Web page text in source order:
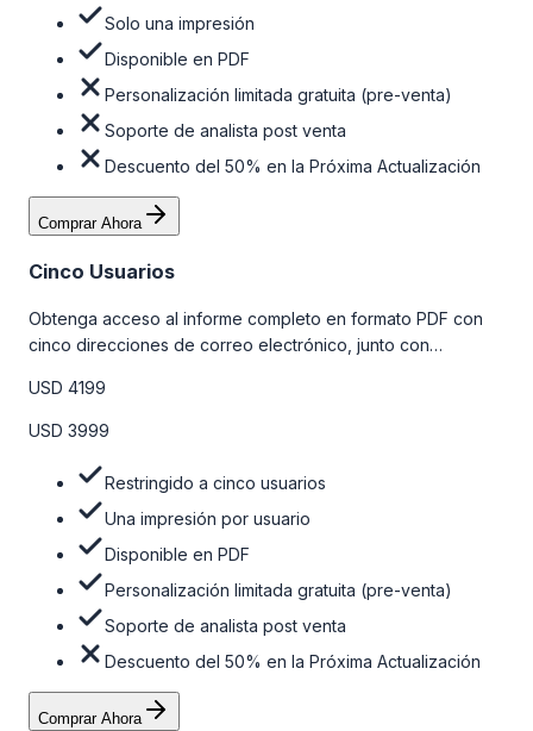
Solo una impresión
Disponible en PDF
Personalización limitada gratuita (pre-venta)
Soporte de analista post venta
Descuento del 50% en la Próxima Actualización
Comprar Ahora
Cinco Usuarios
Obtenga acceso al informe completo en formato PDF con
cinco direcciones de correo electrónico, junto con
venta y el soporte post-venta de nuestros analistas. Para
obtener más información, consulte la tabla de precios a
USD 4199
USD 3999
Restringido a cinco usuarios
Una impresión por usuario
Disponible en PDF
Personalización limitada gratuita (pre-venta)
Soporte de analista post venta
Descuento del 50% en la Próxima Actualización
Comprar Ahora